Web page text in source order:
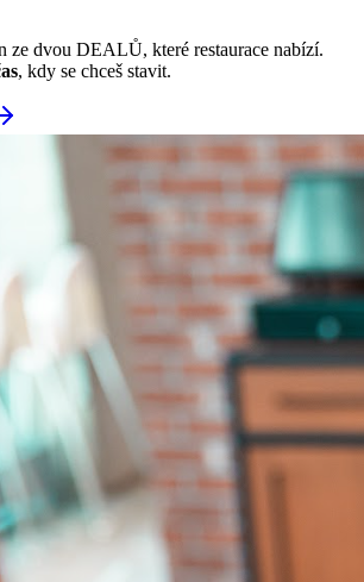
ze dvou DEALŮ, které restaurace nabízí.
, kdy se chceš stavit.